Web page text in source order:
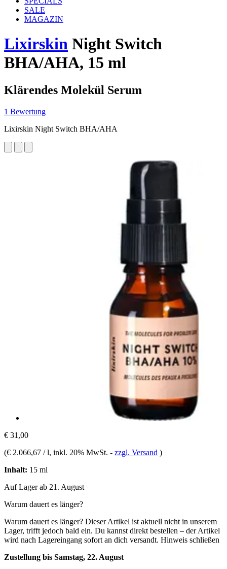
SALE
MAGAZIN
Lixirskin Night Switch
BHA/AHA, 15 ml
Klärendes Molekül Serum
1 Bewertung
Lixirskin Night Switch BHA/AHA
€ 31,00
(€ 2.066,67 / l, inkl. 20% MwSt. - zzgl. Versand )
Inhalt: 15 ml
Auf Lager ab 21. August
Warum dauert es länger?
Warum dauert es länger? Dieser Artikel ist aktuell nicht in unserem
Lager, trifft jedoch bald ein. Du kannst direkt bestellen – der Artikel
wird nach Lagereingang sofort an dich versandt. Hinweis schließen
Zustellung bis Samstag, 22. August